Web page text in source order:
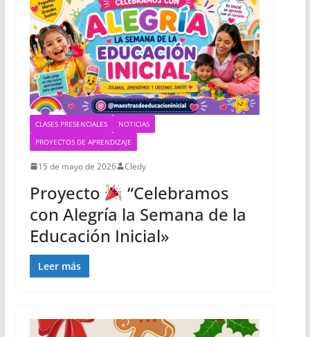
CLASES PRESENCIALES
NOTICIAS
PROYECTOS DE APRENDIZAJE
15 de mayo de 2026 Cledy
Proyecto
“Celebramos
con Alegría la Semana de la
Educación Inicial»
Leer más